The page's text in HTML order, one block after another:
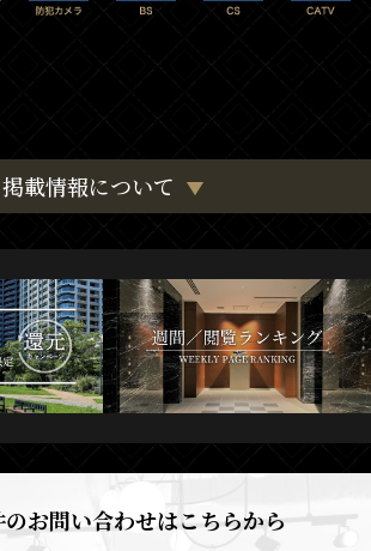
掲載情報について
のお問い合わせはこちらから